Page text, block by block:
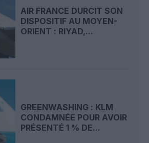
AIR FRANCE DURCIT SON
DISPOSITIF AU MOYEN-
ORIENT : RIYAD,...
GREENWASHING : KLM
CONDAMNÉE POUR AVOIR
PRÉSENTÉ 1 % DE...